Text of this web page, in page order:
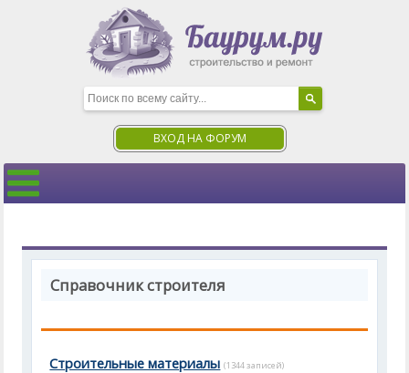
ВХОД НА ФОРУМ
Справочник строителя
Строительные материалы (1344 записей)